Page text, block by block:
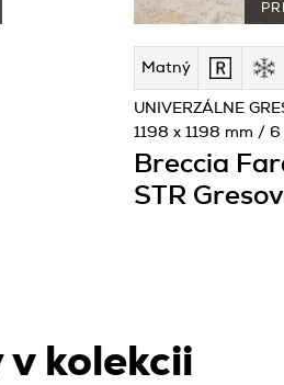
Matný
Breccia
STR
UNIVERZÁLNE
1198 x 1198 mm / 6
v kolekcii